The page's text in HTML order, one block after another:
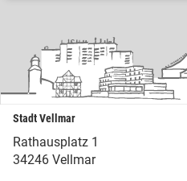
Stadt Vellmar
Rathausplatz 1
34246 Vellmar